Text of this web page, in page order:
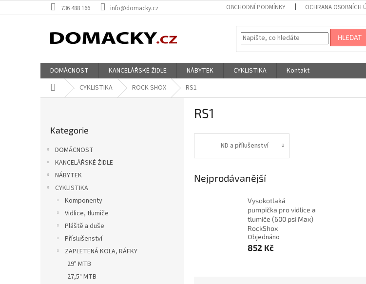
na
736 488 166 info@domacky.cz OBCHODNÍ PODMÍNKY OCHRANA OSOBNÍCH
HLEDAT
DOMÁCNOST KANCELÁŘSKÉ ŽIDLE NÁBYTEK CYKLISTIKA
Kontakt
Domů CYKLISTIKA ROCK SHOX RS1
kategorie
Kategorie
DOMÁCNOST
KANCELÁŘSKÉ ŽIDLE
NÁBYTEK
CYKLISTIKA
Komponenty
Vidlice, tlumiče
Pláště a duše
Příslušenství
ZAPLETENÁ KOLA, RÁFKY
29" MTB
27,5" MTB
RS1
ND a přílušenství
Nejprodávanější
Vysokotlaká
pumpička pro vidlice a
tlumiče (600 psi Max)
RockShox
Objednáno
852 Kč